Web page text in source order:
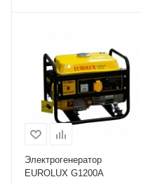
Электрогенератор
EUROLUX G1200A